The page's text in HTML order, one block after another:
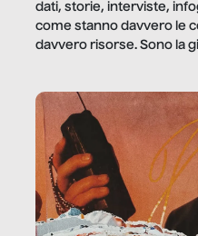
dati, storie, interviste,
come stanno davvero le
davvero risorse. Sono la